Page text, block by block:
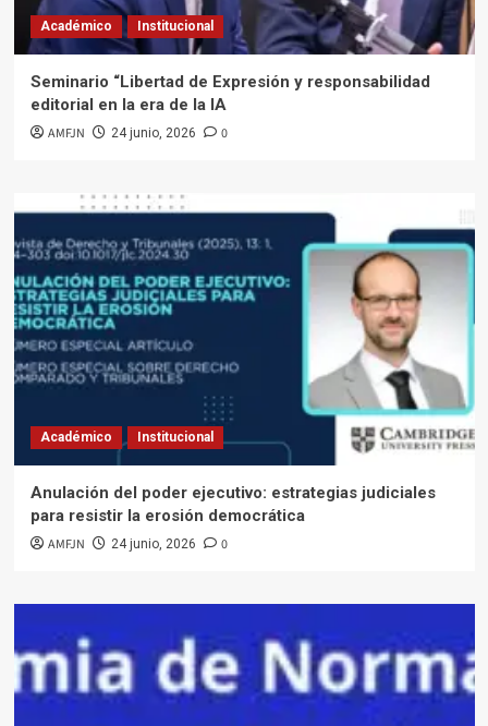
Académico Institucional
Seminario “Libertad de Expresión y responsabilidad
editorial en la era de la IA
AMFJN 24 junio, 2026 0
Académico Institucional
Anulación del poder ejecutivo: estrategias judiciales
para resistir la erosión democrática
AMFJN 24 junio, 2026 0